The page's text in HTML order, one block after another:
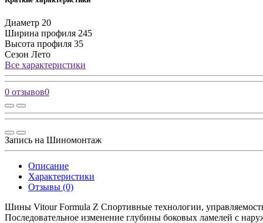
Диаметр 20
Ширина профиля 245
Высота профиля 35
Сезон Лето
Все характеристики
0 отзывов0
Запись на Шиномонтаж
Описание
Характеристики
Отзывы (0)
Шины Vitour Formula Z Спортивные технологии,
Последовательное изменение глубины боковых ламелей c